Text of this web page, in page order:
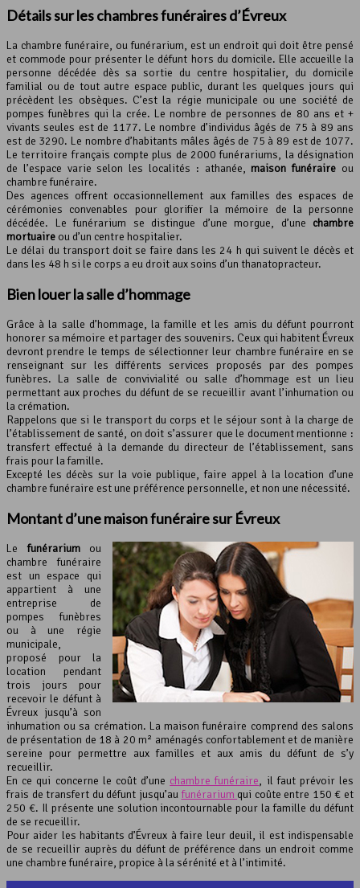
Détails sur les chambres funéraires d’Évreux
La chambre funéraire, ou funérarium, est un endroit qui doit être pensé
et commode pour présenter le défunt hors du domicile. Elle accueille la
personne décédée dès sa sortie du centre hospitalier, du domicile
familial ou de tout autre espace public, durant les quelques jours qui
précèdent les obsèques. C’est la régie municipale ou une société de
pompes funèbres qui la crée. Le nombre de personnes de 80 ans et +
vivants seules est de 1177. Le nombre d’individus âgés de 75 à 89 ans
est de 3290. Le nombre d’habitants mâles âgés de 75 à 89 est de 1077.
Le territoire français compte plus de 2000 funérariums, la désignation
de l’espace varie selon les localités : athanée, maison funéraire ou
chambre funéraire.
Des agences offrent occasionnellement aux familles des espaces de
cérémonies convenables pour glorifier la mémoire de la personne
décédée. Le funérarium se distingue d’une morgue, d’une chambre
mortuaire ou d’un centre hospitalier.
Le délai du transport doit se faire dans les 24 h qui suivent le décès et
dans les 48 h si le corps a eu droit aux soins d’un thanatopracteur.
Bien louer la salle d’hommage
Grâce à la salle d’hommage, la famille et les amis du défunt pourront
honorer sa mémoire et partager des souvenirs. Ceux qui habitent Évreux
devront prendre le temps de sélectionner leur chambre funéraire en se
renseignant sur les différents services proposés par des pompes
funèbres. La salle de convivialité ou salle d’hommage est un lieu
permettant aux proches du défunt de se recueillir avant l’inhumation ou
la crémation.
Rappelons que si le transport du corps et le séjour sont à la charge de
l’établissement de santé, on doit s’assurer que le document mentionne :
transfert effectué à la demande du directeur de l’établissement, sans
frais pour la famille.
Excepté les décès sur la voie publique, faire appel à la location d’une
chambre funéraire est une préférence personnelle, et non une nécessité.
Montant d’une maison funéraire sur Évreux
Lefunérarium ou
chambre funéraire
est un espace qui
appartient à une
entreprise de
pompes funèbres
ou à une régie
municipale,
proposé pour la
location pendant
trois jours pour
recevoir le défunt à
Évreux jusqu’à son
inhumation ou sa crémation. La maison funéraire comprend des salons
de présentation de 18 à 20 m² aménagés confortablement et de manière
sereine pour permettre aux familles et aux amis du défunt de s’y
recueillir.
En ce qui concerne le coût d’une chambre funéraire, il faut prévoir les
frais de transfert du défunt jusqu’au funérarium qui coûte entre 150 € et
250 €. Il présente une solution incontournable pour la famille du défunt
de se recueillir.
Pour aider les habitants d’Évreux à faire leur deuil, il est indispensable
de se recueillir auprès du défunt de préférence dans un endroit comme
une chambre funéraire, propice à la sérénité et à l’intimité.